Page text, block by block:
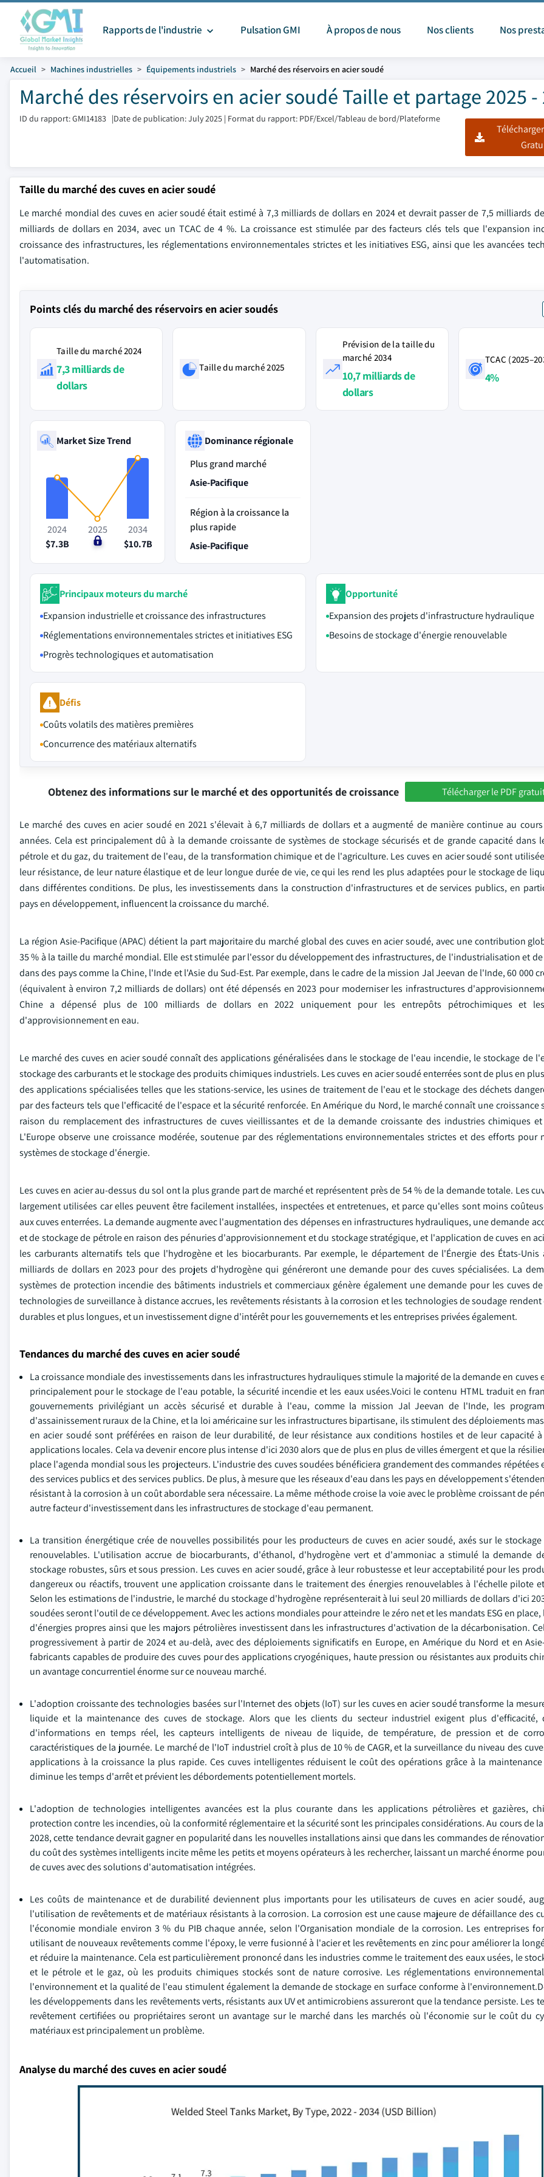
Rapports de l'industrie Pulsation GMI À propos de nous Nos clients Nos
Accueil Machines industrielles Équipements industriels Marché des réservoirs en acier soudé
Marché des réservoirs en acier soudé Taille et partage 2025 -
ID du rapport: GMI14183 |Date de publication: July 2025 | Format du rapport: PDF/Excel/Tableau de bord/Plateforme
Taille du marché des cuves en acier soudé
Le marché mondial des cuves en acier soudé était estimé à 7,3 milliards de dollars en 2024 et devrait passer de 7,5 milliards
milliards de dollars en 2034, avec un TCAC de 4 %. La croissance est stimulée par des facteurs clés tels que l'expansion
croissance des infrastructures, les réglementations environnementales strictes et les initiatives ESG, ainsi que les avancées
l'automatisation.
Points clés du marché des réservoirs en acier soudés
Taille du marché 2024
7,3 milliards de
dollars
Taille du marché 2025
Prévision de la taille du
marché 2034
10,7 milliards de
dollars
TCAC
4%
Market Size Trend
2024
$7.3B
2025
$0
2034
$10.7B
Dominance régionale
Plus grand marché
Asie-Pacifique
Région à la croissance la
plus rapide
Asie-Pacifique
Principaux moteurs du marché
Expansion industrielle et croissance des infrastructures
Réglementations environnementales strictes et initiatives ESG
Progrès technologiques et automatisation
Opportunité
Expansion des projets d'infrastructure hydraulique
Besoins de stockage d'énergie renouvelable
Défis
Coûts volatils des matières premières
Concurrence des matériaux alternatifs
Obtenez des informations sur le marché et des opportunités de croissance Télécharger le PDF
Le marché des cuves en acier soudé en 2021 s'élevait à 6,7 milliards de dollars et a augmenté de manière continue au
années. Cela est principalement dû à la demande croissante de systèmes de stockage sécurisés et de grande capacité dans
pétrole et du gaz, du traitement de l'eau, de la transformation chimique et de l'agriculture. Les cuves en acier soudé sont
leur résistance, de leur nature élastique et de leur longue durée de vie, ce qui les rend les plus adaptées pour le stockage de
dans différentes conditions. De plus, les investissements dans la construction d'infrastructures et de services publics, en
pays en développement, influencent la croissance du marché.
La région Asie-Pacifique (APAC) détient la part majoritaire du marché global des cuves en acier soudé, avec une contribution
35 % à la taille du marché mondial. Elle est stimulée par l'essor du développement des infrastructures, de l'industrialisation et
dans des pays comme la Chine, l'Inde et l'Asie du Sud-Est. Par exemple, dans le cadre de la mission Jal Jeevan de l'Inde, 60 000
(équivalent à environ 7,2 milliards de dollars) ont été dépensés en 2023 pour moderniser les infrastructures
Chine a dépensé plus de 100 milliards de dollars en 2022 uniquement pour les entrepôts pétrochimiques et
d'approvisionnement en eau.
Le marché des cuves en acier soudé connaît des applications généralisées dans le stockage de l'eau incendie, le stockage de
stockage des carburants et le stockage des produits chimiques industriels. Les cuves en acier soudé enterrées sont de plus en
des applications spécialisées telles que les stations-service, les usines de traitement de l'eau et le stockage des déchets
par des facteurs tels que l'efficacité de l'espace et la sécurité renforcée. En Amérique du Nord, le marché connaît une croissance
raison du remplacement des infrastructures de cuves vieillissantes et de la demande croissante des industries chimiques
L'Europe observe une croissance modérée, soutenue par des réglementations environnementales strictes et des efforts pour
systèmes de stockage d'énergie.
Les cuves en acier au-dessus du sol ont la plus grande part de marché et représentent près de 54 % de la demande totale. Les
largement utilisées car elles peuvent être facilement installées, inspectées et entretenues, et parce qu'elles sont moins
aux cuves enterrées. La demande augmente avec l'augmentation des dépenses en infrastructures hydrauliques, une demande
et de stockage de pétrole en raison des pénuries d'approvisionnement et du stockage stratégique, et l'application de cuves en
les carburants alternatifs tels que l'hydrogène et les biocarburants. Par exemple, le département de l'Énergie des États-Unis
milliards de dollars en 2023 pour des projets d'hydrogène qui généreront une demande pour des cuves spécialisées. La
systèmes de protection incendie des bâtiments industriels et commerciaux génère également une demande pour les cuves
technologies de surveillance à distance accrues, les revêtements résistants à la corrosion et les technologies de soudage rendent
durables et plus longues, et un investissement digne d'intérêt pour les gouvernements et les entreprises privées également.
Tendances du marché des cuves en acier soudé
La croissance mondiale des investissements dans les infrastructures hydrauliques stimule la majorité de la demande en cuves
principalement pour le stockage de l'eau potable, la sécurité incendie et les eaux usées.Voici le contenu HTML traduit en
gouvernements privilégiant un accès sécurisé et durable à l'eau, comme la mission Jal Jeevan de l'Inde, les
d'assainissement ruraux de la Chine, et la loi américaine sur les infrastructures bipartisane, ils stimulent des déploiements
en acier soudé sont préférées en raison de leur durabilité, de leur résistance aux conditions hostiles et de leur capacité
applications locales. Cela va devenir encore plus intense d'ici 2030 alors que de plus en plus de villes émergent et que la
place l'agenda mondial sous les projecteurs. L'industrie des cuves soudées bénéficiera grandement des commandes répétées
des services publics et des services publics. De plus, à mesure que les réseaux d'eau dans les pays en développement
résistant à la corrosion à un coût abordable sera nécessaire. La même méthode croise la voie avec le problème croissant de
autre facteur d'investissement dans les infrastructures de stockage d'eau permanent.
La transition énergétique crée de nouvelles possibilités pour les producteurs de cuves en acier soudé, axés sur le
renouvelables. L'utilisation accrue de biocarburants, d'éthanol, d'hydrogène vert et d'ammoniac a stimulé la demande
stockage robustes, sûrs et sous pression. Les cuves en acier soudé, grâce à leur robustesse et leur acceptabilité pour les
dangereux ou réactifs, trouvent une application croissante dans le traitement des énergies renouvelables à l'échelle pilote
Selon les estimations de l'industrie, le marché du stockage d'hydrogène représenterait à lui seul 20 milliards de dollars d'ici
soudées seront l'outil de ce développement. Avec les actions mondiales pour atteindre le zéro net et les mandats ESG en
d'énergies propres ainsi que les majors pétrolières investissent dans les infrastructures d'activation de la décarbonisation.
progressivement à partir de 2024 et au-delà, avec des déploiements significatifs en Europe, en Amérique du Nord et en
fabricants capables de produire des cuves pour des applications cryogéniques, haute pression ou résistantes aux produits
un avantage concurrentiel énorme sur ce nouveau marché.
L'adoption croissante des technologies basées sur l'Internet des objets (IoT) sur les cuves en acier soudé transforme la
liquide et la maintenance des cuves de stockage. Alors que les clients du secteur industriel exigent plus d'efficacité,
d'informations en temps réel, les capteurs intelligents de niveau de liquide, de température, de pression et de
caractéristiques de la journée. Le marché de l'IoT industriel croît à plus de 10 % de CAGR, et la surveillance du niveau des
applications à la croissance la plus rapide. Ces cuves intelligentes réduisent le coût des opérations grâce à la
diminue les temps d'arrêt et prévient les débordements potentiellement mortels.
L'adoption de technologies intelligentes avancées est la plus courante dans les applications pétrolières et gazières,
protection contre les incendies, où la conformité réglementaire et la sécurité sont les principales considérations. Au cours de
2028, cette tendance devrait gagner en popularité dans les nouvelles installations ainsi que dans les commandes de
du coût des systèmes intelligents incite même les petits et moyens opérateurs à les rechercher, laissant un marché énorme
de cuves avec des solutions d'automatisation intégrées.
Les coûts de maintenance et de durabilité deviennent plus importants pour les utilisateurs de cuves en acier soudé,
l'utilisation de revêtements et de matériaux résistants à la corrosion. La corrosion est une cause majeure de défaillance des
l'économie mondiale environ 3 % du PIB chaque année, selon l'Organisation mondiale de la corrosion. Les entreprises
utilisant de nouveaux revêtements comme l'époxy, le verre fusionné à l'acier et les revêtements en zinc pour améliorer la
et réduire la maintenance. Cela est particulièrement prononcé dans les industries comme le traitement des eaux usées, le
et le pétrole et le gaz, où les produits chimiques stockés sont de nature corrosive. Les réglementations
l'environnement et la qualité de l'eau stimulent également la demande de stockage en surface conforme à
les développements dans les revêtements verts, résistants aux UV et antimicrobiens assureront que la tendance persiste. Les
revêtement certifiées ou propriétaires seront un avantage sur le marché dans les marchés où l'économie sur le coût du
matériaux est principalement un problème.
Analyse du marché des cuves en acier soudé